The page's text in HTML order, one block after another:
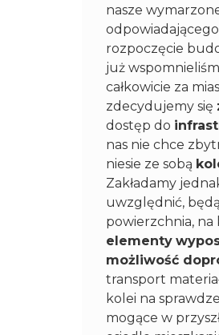
nasze
rozpoczęcie
już
całkowicie za
zdecydujemy się
dostęp do
nas nie chce
niesie ze sobą
Zakładamy
uwzględnić, będą
powierzchnia, na
elementy
możliwość
transport
kolei na
mogące w